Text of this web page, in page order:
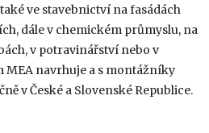
ve stavebnictví na fasádách
dále v chemickém průmyslu, na
v potravinářství nebo v
MEA navrhuje a s montážníky
v České a Slovenské Republice.